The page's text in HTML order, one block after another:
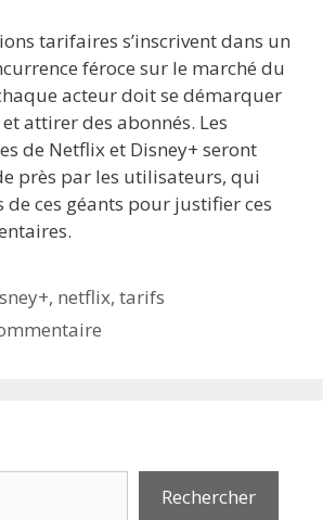
tarifaires s’inscrivent dans un
féroce sur le marché du
acteur doit se démarquer
attirer des abonnés. Les
de Netflix et Disney+ seront
près par les utilisateurs, qui
ces géants pour justifier ces
, netflix,tarifs
Rechercher